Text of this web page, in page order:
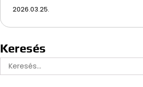
2026.03.25.
Keresés
Keresés: